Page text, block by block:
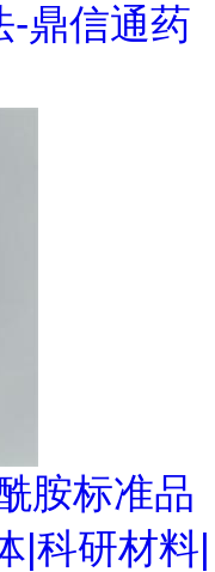
-鼎信通药
胺标准品
|科研材料|